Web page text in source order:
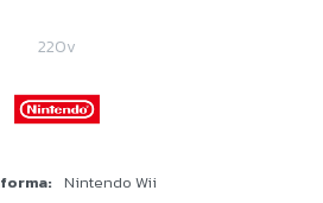
220v
Nintendo Wii